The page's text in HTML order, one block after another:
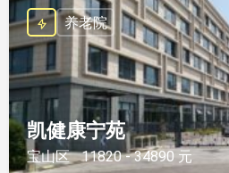
凯健康宁苑
宝山区 11820 - 34890 元
养老院